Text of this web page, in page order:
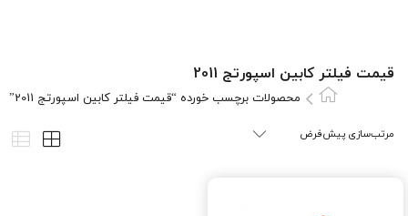
قیمت فیلتر کابین اسپورتج 2011
محصولات برچسب خورده “قیمت فیلتر کابین اسپورتج 2011”